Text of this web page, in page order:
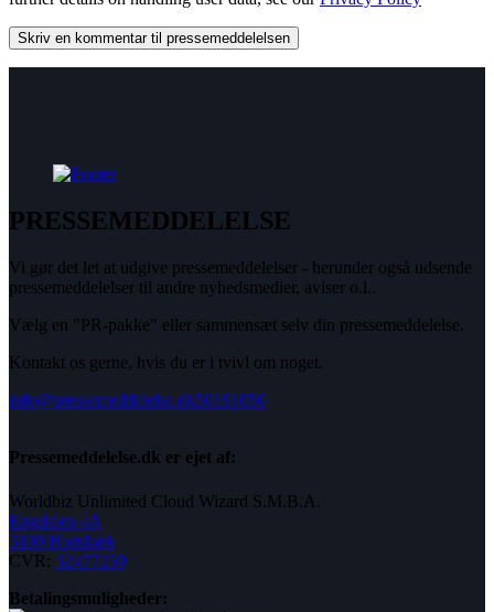
PRESSEMEDDELELSE
Vi gør det let at udgive pressemeddelelser - herunder også udsende
pressemeddelelser til andre nyhedsmedier, aviser o.l..
Vælg en "PR-pakke" eller sammensæt selv din pressemeddelelse.
Kontakt os gerne, hvis du er i tvivl om noget.
info@pressemeddelelse.dk50191050
Pressemeddelelse.dk er ejet af:
Worldbiz Unlimited Cloud Wizard S.M.B.A.
Engdalen 4A
3100 Hornbæk
CVR: 32477259
Betalingsmuligheder: